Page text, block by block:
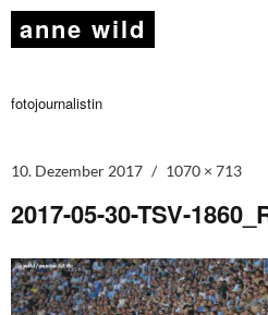
anne wild
fotojournalistin
10. Dezember 2017 1070 × 713
2017-05-30-TSV-